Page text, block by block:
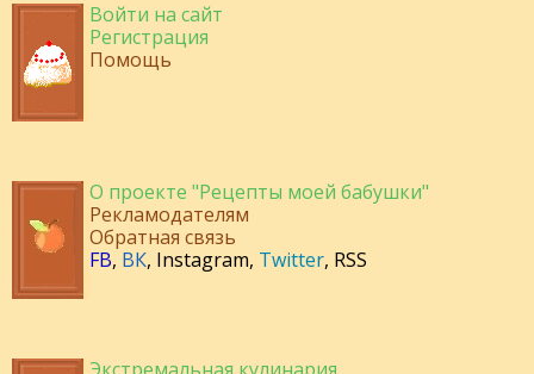
Войти на сайт
Регистрация
Помощь
О проекте "Рецепты моей бабушки"
Рекламодателям
Обратная связь
FB, ВК, Instagram, Twitter, RSS